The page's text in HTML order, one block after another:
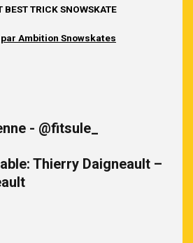
BEST TRICK SNOWSKATE
Ambition Snowskates
- @fitsule_
Thierry Daigneault –